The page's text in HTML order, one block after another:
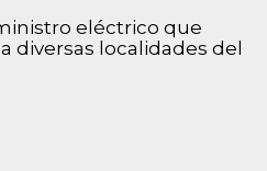
eléctrico que
diversas localidades del